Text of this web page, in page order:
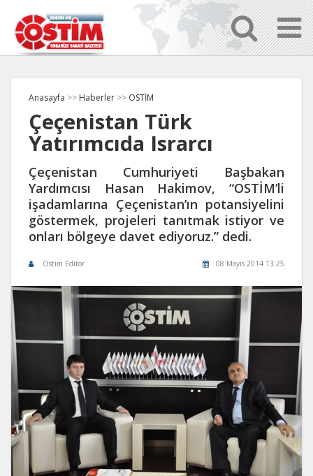
Anasayfa >> Haberler >> OSTİM
Çeçenistan Türk
Yatırımcıda Israrcı
Çeçenistan Cumhuriyeti Başbakan
Yardımcısı Hasan Hakimov, “OSTİM’li
işadamlarına Çeçenistan’ın potansiyelini
göstermek, projeleri tanıtmak istiyor ve
onları bölgeye davet ediyoruz.” dedi.
Ostim Editör 08 Mayıs 2014 13:25